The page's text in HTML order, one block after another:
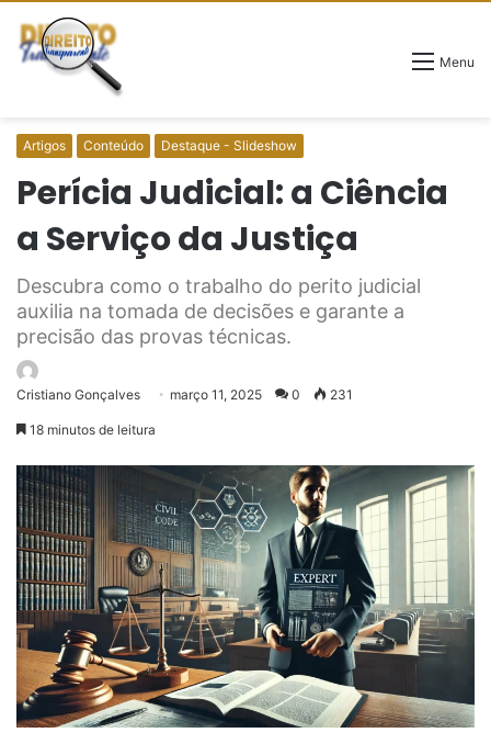
Menu
Artigos Conteúdo Destaque - Slideshow
Perícia Judicial: a Ciência
a Serviço da Justiça
Descubra como o trabalho do perito judicial
auxilia na tomada de decisões e garante a
precisão das provas técnicas.
Cristiano Gonçalves março 11, 2025 0 231
18 minutos de leitura